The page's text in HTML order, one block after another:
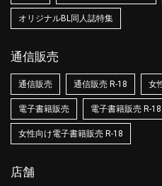
オリジナルBL同人誌特集
通信販売
通信販売 通信販売 R-18 女
電子書籍販売 電子書籍販売 R-18
女性向け電子書籍販売 R-18
店舗